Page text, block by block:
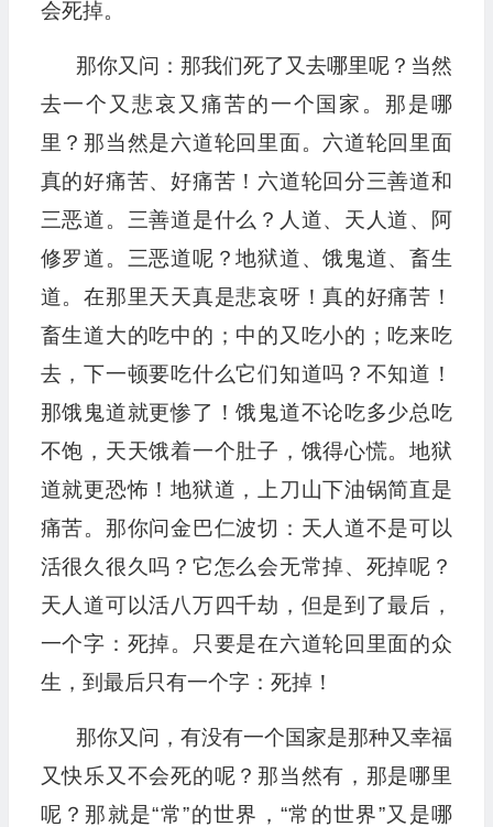
会死掉。
那你又问：那我们死了又去哪里呢？当然
去一个又悲哀又痛苦的一个国家。那是哪
里？那当然是六道轮回里面。六道轮回里面
真的好痛苦、好痛苦！六道轮回分三善道和
三恶道。三善道是什么？人道、天人道、阿
修罗道。三恶道呢？地狱道、饿鬼道、畜生
道。在那里天天真是悲哀呀！真的好痛苦！
畜生道大的吃中的；中的又吃小的；吃来吃
去，下一顿要吃什么它们知道吗？不知道！
那饿鬼道就更惨了！饿鬼道不论吃多少总吃
不饱，天天饿着一个肚子，饿得心慌。地狱
道就更恐怖！地狱道，上刀山下油锅简直是
痛苦。那你问金巴仁波切：天人道不是可以
活很久很久吗？它怎么会无常掉、死掉呢？
天人道可以活八万四千劫，但是到了最后，
一个字：死掉。只要是在六道轮回里面的众
生，到最后只有一个字：死掉！
那你又问，有没有一个国家是那种又幸福
又快乐又不会死的呢？那当然有，那是哪里
呢？那就是“常”的世界，“常的世界”又是哪